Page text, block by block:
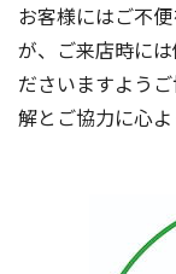
お客様にはご不
が、ご来店時に
ださいますよう
解とご協力に心よ